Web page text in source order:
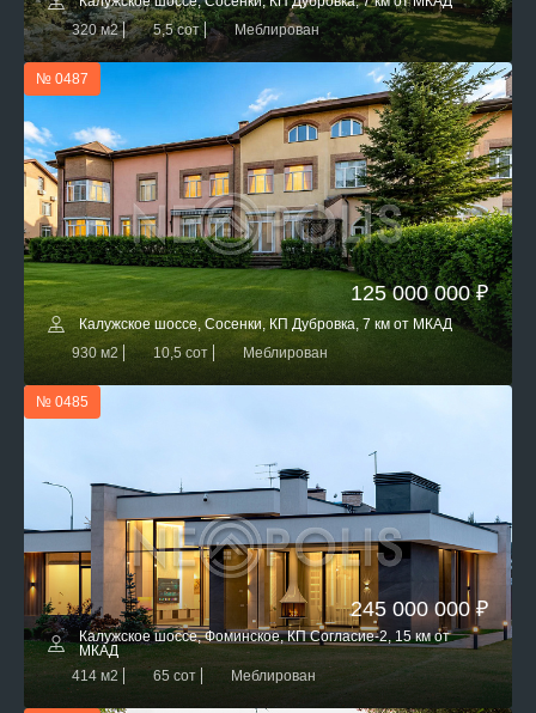
320 м2
5,5 сот Меблирован
№ 0487
125 000 000 ₽
Калужское шоссе, Сосенки, КП Дубровка, 7 км от МКАД
930 м2
10,5 сот Меблирован
№ 0485
245 000 000 ₽
Калужское шоссе, Фоминское, КП Согласие-2, 15 км от
МКАД
414 м2
65 сот Меблирован